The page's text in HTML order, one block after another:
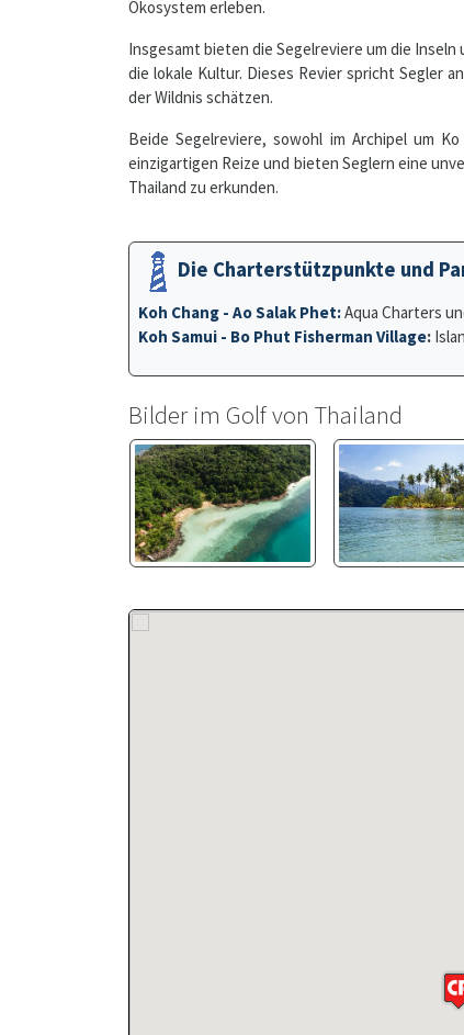
die lokale Kultur. Dieses Revier spricht Segler
Beide Segelreviere, sowohl im Archipel um
einzigartigen Reize und bieten Seglern eine
Koh Chang - Ao Salak Phet:
Koh Samui - Bo Phut Fisherman Village: